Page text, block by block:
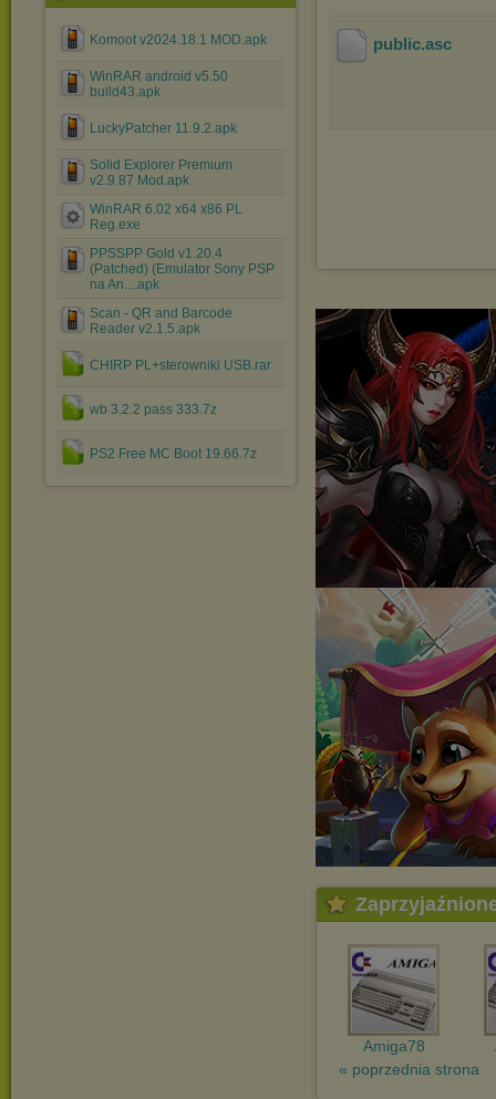
Komoot v2024.18.1 MOD.apk
WinRAR android v5.50
build43.apk
LuckyPatcher 11.9.2.apk
Solid Explorer Premium
v2.9.87 Mod.apk
WinRAR 6.02 x64 x86 PL
Reg.exe
PPSSPP Gold v1.20.4
(Patched) (Emulator Sony PSP
na An....apk
Scan - QR and Barcode
Reader v2.1.5.apk
CHIRP PL+sterowniki USB.rar
wb 3.2.2 pass 333.7z
PS2 Free MC Boot 19.66.7z
public.asc
Amiga78
« poprzednia strona